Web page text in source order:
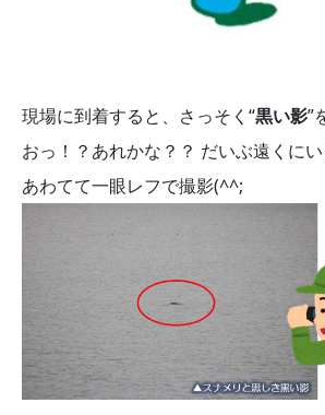
現場に到着すると、さっそく“黒い影”
おっ！？あれかな？？ だいぶ遠くに
あわてて一眼レフで撮影(^^;